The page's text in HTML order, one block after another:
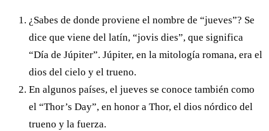
¿Sabes de donde proviene el nombre de “jueves”? Se
dice que viene del latín, “jovis dies”, que significa
“Día de Júpiter”. Júpiter, en la mitología romana, era el
dios del cielo y el trueno.
En algunos países, el jueves se conoce también como
el “Thor’s Day”, en honor a Thor, el dios nórdico del
trueno y la fuerza.